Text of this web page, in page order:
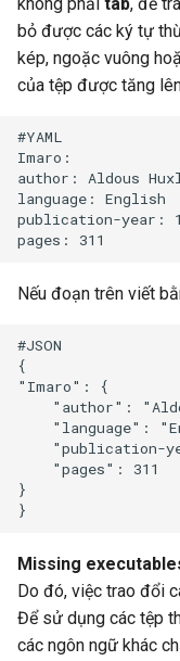
bỏ được các ký tự
kép, ngoặc vuông
của tệp được tăng
#YAML
Imaro:
author: Aldous
language: English
publication-year:
Nếu đoạn trên viết
#JSON
{
"Imaro": {
"author":
"language":
"publication-
    "pages": 311
}
Missing
Do đó, việc trao đổi
Để sử dụng các tệp
các ngôn ngữ khác